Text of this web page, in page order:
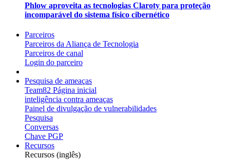
Phlow aproveita as tecnologias Claroty para proteção
incomparável do sistema físico cibernético
Parceiros
Parceiros da Aliança de Tecnologia
Parceiros de canal
Login do parceiro
Pesquisa de ameaças
Team82 Página inicial
inteligência contra ameaças
Painel de divulgação de vulnerabilidades
Pesquisa
Conversas
Chave PGP
Recursos
Recursos (inglês)